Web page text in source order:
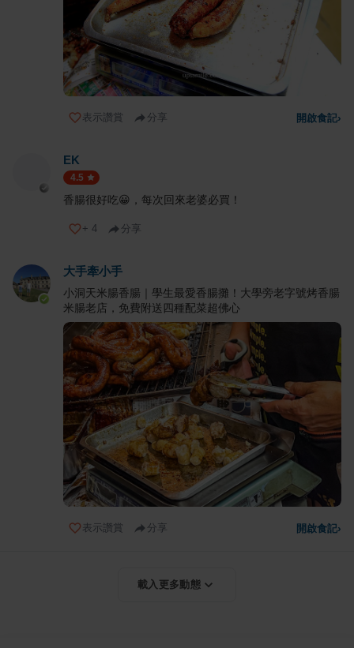
表示讚賞 分享 開啟食記›
EK
4.5
香腸很好吃😀，每次回來老婆必買！
+ 4 分享
大手牽小手
小洞天米腸香腸｜學生最愛香腸攤！大學旁老字號烤香腸
米腸老店，免費附送四種配菜超佛心
表示讚賞 分享 開啟食記›
載入更多動態